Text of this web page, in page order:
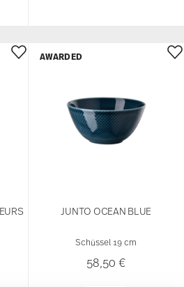
JUNTO OCEAN BLUE
Schüssel 19 cm
58,50 €
AWARDED